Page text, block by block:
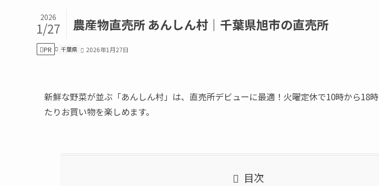
農産物直売所 あんしん村｜千葉県旭市の直売所
2026
1/27
PR 千葉県 2026年1月27日
新鮮な野菜が並ぶ「あんしん村」は、直売所デビューに最適！火曜定休で10時から18
たりお買い物を楽しめます。
目次